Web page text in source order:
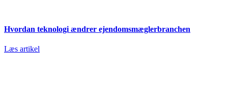
Hvordan teknologi ændrer ejendomsmæglerbranchen
Læs artikel